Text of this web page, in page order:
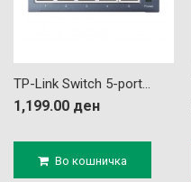
TP-Link Switch 5-port...
1,199.00 ден
Во кошничка